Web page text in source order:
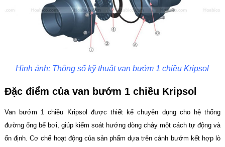
Hình ảnh: Thông số kỹ thuật van bướm 1 chiều Kripsol
Đặc điểm của van bướm 1 chiều Kripsol
Van bướm 1 chiều Kripsol được thiết kế chuyên dụng cho hệ thống
đường ống bể bơi, giúp kiểm soát hướng dòng chảy một cách tự động và
ổn định. Cơ chế hoạt động của sản phẩm dựa trên cánh bướm kết hợp lò